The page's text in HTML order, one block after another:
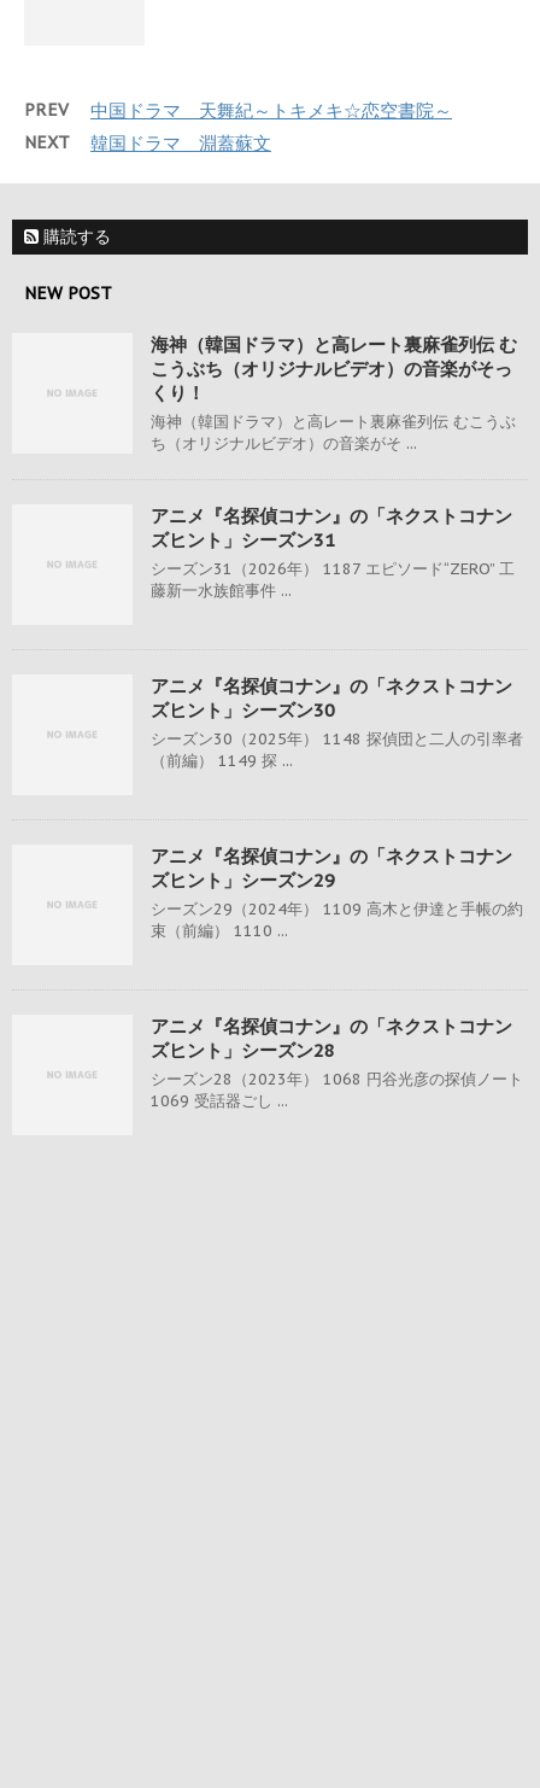
PREV 中国ドラマ 天舞紀～トキメキ☆恋空書院～
NEXT 韓国ドラマ 淵蓋蘇文
購読する
NEW POST
海神（韓国ドラマ）と高レート裏麻雀列伝 む
こうぶち（オリジナルビデオ）の音楽がそっ
くり！
海神（韓国ドラマ）と高レート裏麻雀列伝 むこうぶ
ち（オリジナルビデオ）の音楽がそ ...
アニメ『名探偵コナン』の「ネクストコナン
ズヒント」シーズン31
シーズン31（2026年） 1187 エピソード“ZERO” 工
藤新一水族館事件 ...
アニメ『名探偵コナン』の「ネクストコナン
ズヒント」シーズン30
シーズン30（2025年） 1148 探偵団と二人の引率者
（前編） 1149 探 ...
アニメ『名探偵コナン』の「ネクストコナン
ズヒント」シーズン29
シーズン29（2024年） 1109 高木と伊達と手帳の約
束（前編） 1110 ...
アニメ『名探偵コナン』の「ネクストコナン
ズヒント」シーズン28
シーズン28（2023年） 1068 円谷光彦の探偵ノート
1069 受話器ごし ...